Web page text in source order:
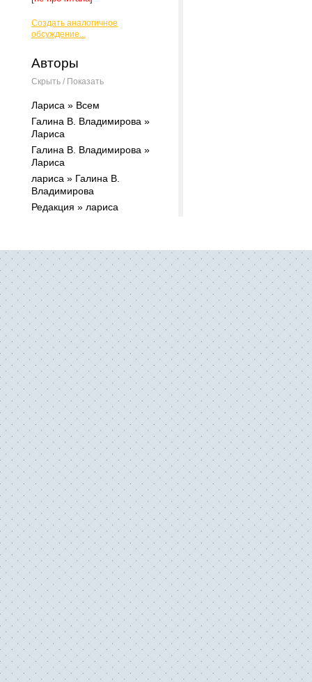
Создать аналогичное
обсуждение...
Авторы
Скрыть / Показать
Лариса » Всем
Галина В. Владимирова »
Лариса
Галина В. Владимирова »
Лариса
лариса » Галина В.
Владимирова
Редакция » лариса